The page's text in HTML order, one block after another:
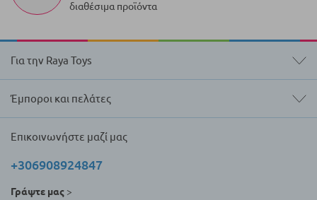
διαθέσιμα προϊόντα
Για την Raya Toys
Έμποροι και πελάτες
Επικοινωνήστε μαζί μας
+306908924847
Γράψτε μας >